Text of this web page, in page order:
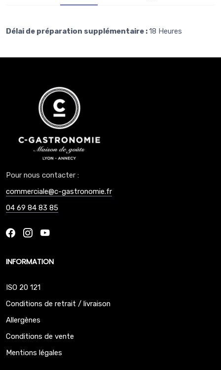
Délai de préparation supplémentaire :18 Heures
Pour nous contacter :
commerciale@c-gastronomie.fr
04 69 84 83 85
INFORMATION
ISO 20 121
Conditions de retrait / livraison
Allergènes
Conditions de vente
Mentions légales